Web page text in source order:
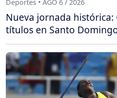
Deportes • AGO 6 / 2026
Nueva jornada histórica:
títulos en Santo